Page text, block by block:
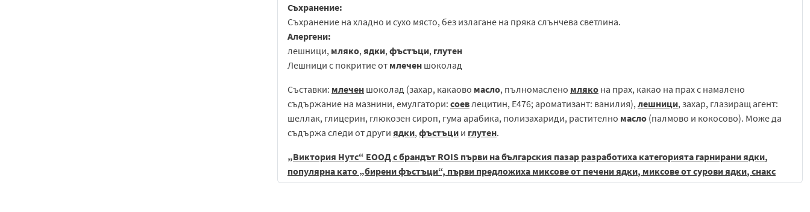
Съхранение:
Съхранение на хладно и сухо място, без излагане на пряка слънчева светлина.
Алергени:
лешници, мляко,ядки,фъстъци, глутен
Лешници с покритие от млечен шоколад
Съставки: млечен шоколад (захар, какаово масло, пълномаслено мляко на прах, какао на прах с намалено
съдържание на мазнини, емулгатори: соевлецитин, E476; ароматизант: ванилия),лешници, захар, глазиращ агент:
шеллак, глицерин, глюкозен сироп, гума арабика, полизахариди, растително масло (палмово и кокосово). Може да
съдържа следи от други ядки,фъстъци и глутен.
„Виктория Нутс“ ЕООД с брандът ROIS първи на българския пазар разработиха категорията гарнираниядки,
популярна като „биренифъстъци“, първи предложиха миксове от печениядки, миксове от суровиядки, снакс
продукти отядкии семена, сушени плодове в шоколадова глазура. Стратегията да налага мода в ядките,